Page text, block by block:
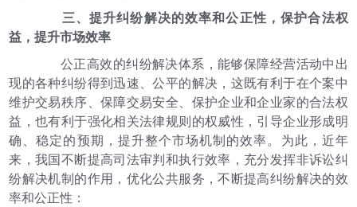
三、提升纠纷解决的效率和公正性，保护合法权
益，提升市场效率
公正高效的纠纷解决体系，能够保障经营活动中出
现的各种纠纷得到迅速、公平的解决，这既有利于在个案中
维护交易秩序、保障交易安全、保护企业和企业家的合法权
益，也有利于强化相关法律规则的权威性，引导企业形成明
确、稳定的预期，提升整个市场机制的效率。为此，近年
来，我国不断提高司法审判和执行效率，充分发挥非诉讼纠
纷解决机制的作用，优化公共服务，不断提高纠纷解决的效
率和公正性：